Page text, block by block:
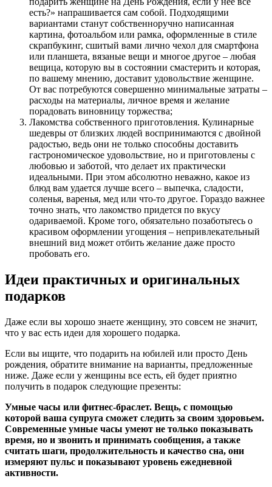
есть?» напрашивается сам собой. Подходящими
вариантами станут собственноручно написанная
картина, фотоальбом или рамка, оформленные в стиле
скрапбукинг, сшитый вами лично чехол для смартфона
или планшета, вязаные вещи и многое другое – любая
вещица, которую вы в состоянии смастерить и которая,
по вашему мнению, доставит удовольствие женщине.
От вас потребуются совершенно минимальные затраты –
расходы на материалы, личное время и желание
порадовать виновницу торжества;
Лакомства собственного приготовления. Кулинарные
шедевры от близких людей воспринимаются с двойной
радостью, ведь они не только способны доставить
гастрономическое удовольствие, но и приготовлены с
любовью и заботой, что делает их практически
идеальными. При этом абсолютно неважно, какое из
блюд вам удается лучше всего – выпечка, сладости,
соленья, варенья, мед или что-то другое. Гораздо важнее
точно знать, что лакомство придется по вкусу
одариваемой. Кроме того, обязательно позаботьтесь о
красивом оформлении угощения – непривлекательный
внешний вид может отбить желание даже просто
пробовать его.
Идеи практичных и оригинальных
подарков
Даже если вы хорошо знаете женщину, это совсем не значит,
что у вас есть идеи для хорошего подарка.
Если вы ищите, что подарить на юбилей или просто День
рождения, обратите внимание на варианты, предложенные
ниже. Даже если у женщины все есть, ей будет приятно
получить в подарок следующие презенты:
Умные часы или фитнес-браслет. Вещь, с помощью
которой ваша супруга сможет следить за своим здоровьем.
Современные умные часы умеют не только показывать
время, но и звонить и принимать сообщения, а также
считать шаги, продолжительность и качество сна, они
измеряют пульс и показывают уровень ежедневной
активности.